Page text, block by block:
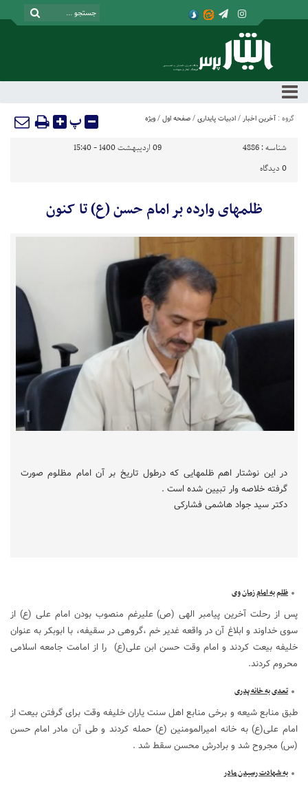
گروه : آخرین اخبار / ادبیات پایداری / صفحه اول / ویژه پ
شناسه : 4886
09 اردیبهشت 1400 - 15:40
0 دیدگاه
ظلمهای وارده بر امام حسن (ع) تا کنون
در این نوشتار اهم ظلمهایی که درطول تاریخ بر آن امام مظلوم صورت
گرفته خلاصه وار تبیین شده است .
دکتر سید جواد هاشمی فشارکی
ظلم به امام زمان وی
پس از رحلت آخرین پیامبر الهی (ص) علیرغم منصوب بودن امام علی (ع) از
سوی خداوند و ابلاغ آن در واقعه غدیر خم ،گروهی در سقیفه، با ابوبکر به‌ عنوان
خلیفه بیعت کردند و امام وقت حسن ابن علی(ع) را از امامت جامعه اسلامی
محروم کردند.
تعدی به خانه پدری
طبق منابع شیعه و برخی منابع اهل سنت یاران خلیفه وقت برای گرفتن بیعت از
امام علی(ع) به خانه امیرالمومنین (ع) حمله کردند و طی آن مادر امام حسن
(س) مجروح شد و برادرش محسن سقط شد .
به شهادت رسیدن مادر